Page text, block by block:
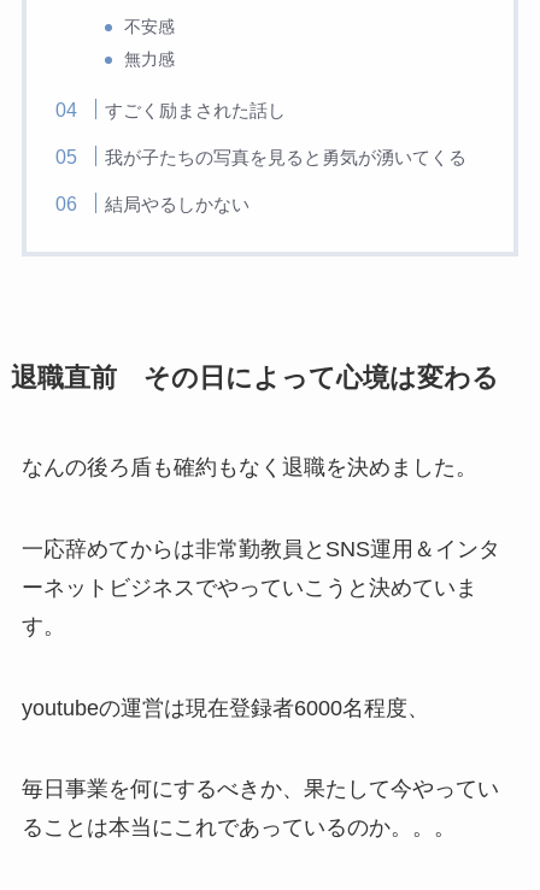
不安感
無力感
すごく励まされた話し
我が子たちの写真を見ると勇気が湧いてくる
結局やるしかない
退職直前 その日によって心境は変わる
なんの後ろ盾も確約もなく退職を決めました。
一応辞めてからは非常勤教員とSNS運用＆インタ
ーネットビジネスでやっていこうと決めていま
す。
youtubeの運営は現在登録者6000名程度、
毎日事業を何にするべきか、果たして今やってい
ることは本当にこれであっているのか。。。